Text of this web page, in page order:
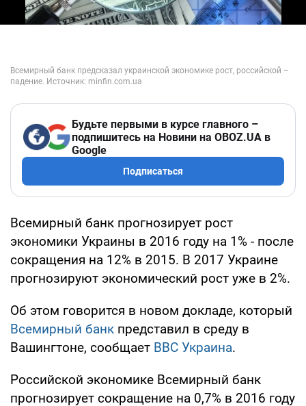
Будьте первыми в курсе главного –
подпишитесь на Новини на OBOZ.UA в
Google
Подписаться
Всемирный банк прогнозирует рост
экономики Украины в 2016 году на 1% - после
сокращения на 12% в 2015. В 2017 Украине
прогнозируют экономический рост уже в 2%.
Об этом говорится в новом докладе, который
Всемирный банк представил в среду в
Вашингтоне, сообщает BBC Украина.
Российской экономике Всемирный банк
прогнозирует сокращение на 0,7% в 2016 году